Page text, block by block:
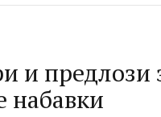
и предлози
набавки